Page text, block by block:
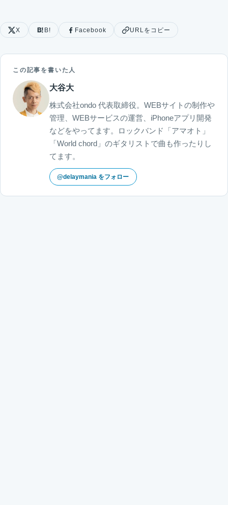
X B! Facebook URLをコピー
この記事を書いた人
大谷大
株式会社ondo 代表取締役。WEBサイトの制作や
管理、WEBサービスの運営、iPhoneアプリ開発
などをやってます。ロックバンド「アマオト」
「World chord」のギタリストで曲も作ったりし
てます。
@delaymania をフォロー